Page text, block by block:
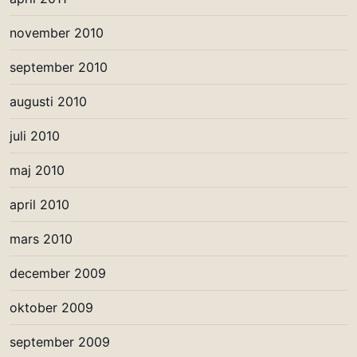
november 2010
september 2010
augusti 2010
juli 2010
maj 2010
april 2010
mars 2010
december 2009
oktober 2009
september 2009